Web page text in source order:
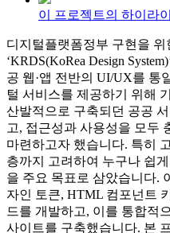
이 프로젝트의 하이라
디지털플랫폼정부 구현을
‘KRDS(KoRea Design
공 웹·앱 전반의 UI/UX를 통
털 서비스를 제공하기 위해
산발적으로 구축되던 공공
고, 접근성과 사용성을 모두
마련하고자 했습니다. 특히
층까지 고려하여 누구나 쉽
을 주요 목표로 삼았습니다.
자인 토큰, HTML 컴포넌트
드를 개발하고, 이를 통합적
사이트를 구축했습니다. 본